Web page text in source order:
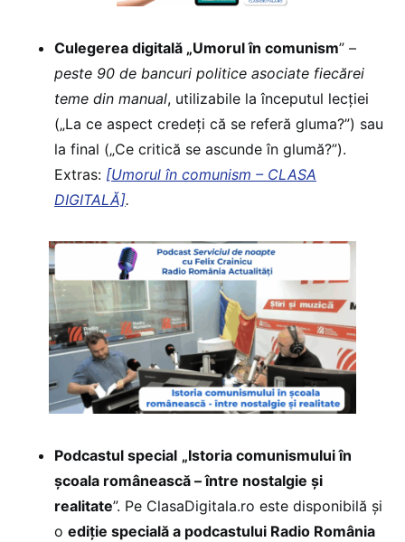
Culegerea digitală „Umorul în comunism” –
peste 90 de bancuri politice asociate fiecărei
teme din manual, utilizabile la începutul lecției
(„La ce aspect credeți că se referă gluma?”) sau
la final („Ce critică se ascunde în glumă?”).
Extras: [Umorul în comunism – CLASA
DIGITALĂ].
Podcastul special „Istoria comunismului în
școala românească – între nostalgie și
realitate”. Pe ClasaDigitala.ro este disponibilă și
o ediție specială a podcastului Radio România